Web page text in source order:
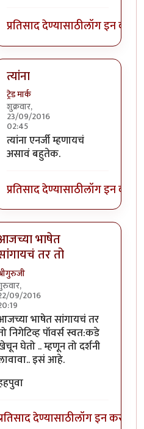
प्रतिसाद देण्यासाठीलॉग इन करा
त्यांना
ट्रेड मार्क
शुक्रवार,
23/09/2016
02:45
In reply toनिगेटिव्ह पाॅवर्स?
त्यांना एनर्जी म्हणायचं
असावं बहुतेक.
प्रतिसाद देण्यासाठीलॉग इन करा
भाषेत
तर तो
09/2016
reply toआजच्या भाषेत सांगायचं
भाषेत सांगायचं तर
निगेटिव्ह पॉवर्स स्वत:कडे
घेतो .. म्हणून तो दर्शनी
इसं आहे.
देण्यासाठीलॉग इन करा